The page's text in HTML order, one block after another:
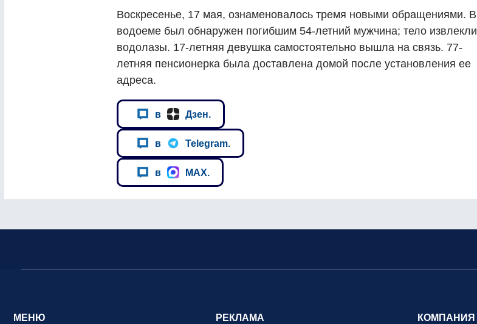
Воскресенье, 17 мая, ознаменовалось тремя новыми обращениями. В
водоеме был обнаружен погибшим 54-летний мужчина; тело извлекли
водолазы. 17-летняя девушка самостоятельно вышла на связь. 77-
летняя пенсионерка была доставлена домой после установления ее
адреса.
в Дзен.
в Telegram.
в MAX.
МЕНЮ РЕКЛАМА КОМПАНИЯ